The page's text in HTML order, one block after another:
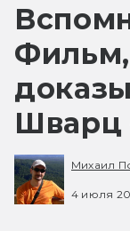
Фильм,
Шварц
Михаил
4 июля